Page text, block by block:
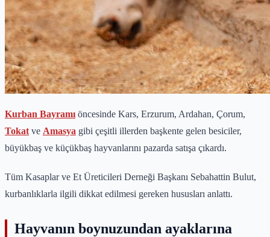
Kurban Bayramı öncesinde Kars, Erzurum, Ardahan, Çorum,
Tokat ve Amasya gibi çeşitli illerden başkente gelen besiciler,
büyükbaş ve küçükbaş hayvanlarını pazarda satışa çıkardı.
Tüm Kasaplar ve Et Üreticileri Derneği Başkanı Sebahattin Bulut,
kurbanlıklarla ilgili dikkat edilmesi gereken hususları anlattı.
Hayvanın boynuzundan ayaklarına